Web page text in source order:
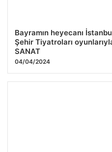
Bayramın heyecanı
Şehir Tiyatroları
SANAT
04/04/2024